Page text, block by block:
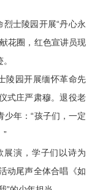
士陵园开展“丹心永
花圈，红色宣讲员现
陵园开展缅怀革命先
式庄严肃穆。退役老
年：“孩子们，一定
”
展演，学子们以诗为
动尾声全体合唱《如